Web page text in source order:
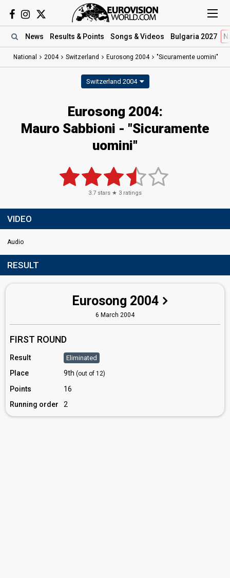
News Results & Points Songs & Videos Bulgaria 2027
National 2004 Switzerland Eurosong 2004 "Sicuramente uomini"
Switzerland 2004
Eurosong 2004:
Mauro Sabbioni - "Sicuramente
uomini"
3.7 stars ★ 3 ratings
VIDEO
Audio
RESULT
Eurosong 2004
6 March 2004
FIRST ROUND
Result Eliminated
Place 9th (out of 12)
Points
16
Running order
2